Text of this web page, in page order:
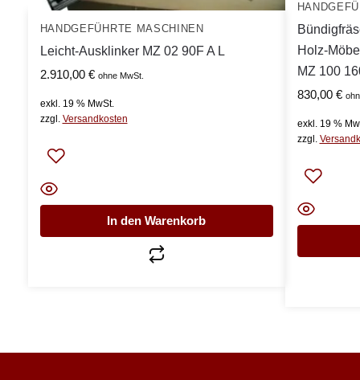
HANDGEFÜHRTE MASCHINEN
Leicht-Ausklinker MZ 02 90F A L
2.910,00 € ohne MwSt.
exkl. 19 % MwSt.
zzgl. Versandkosten
In den Warenkorb
Holz-
MZ 100
830,00 €
exkl. 19 %
zzgl.